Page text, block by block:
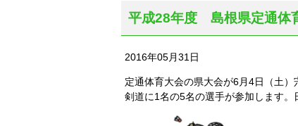
平成28年度 島根県定通体
2016年05月31日
定通体育大会の県大会が6月4日（土
剣道に1名の5名の選手が参加します。